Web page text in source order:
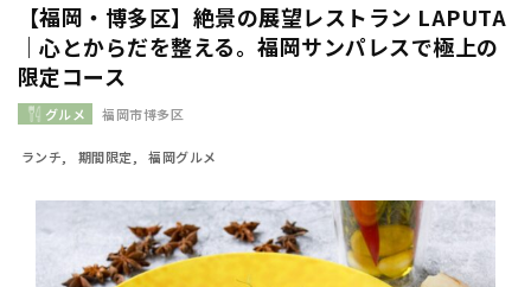
【福岡・博多区】絶景の展望レストラン LAPUTA
｜心とからだを整える。福岡サンパレスで極上の
限定コース
グルメ 福岡市博多区
ランチ 期間限定 福岡グルメ